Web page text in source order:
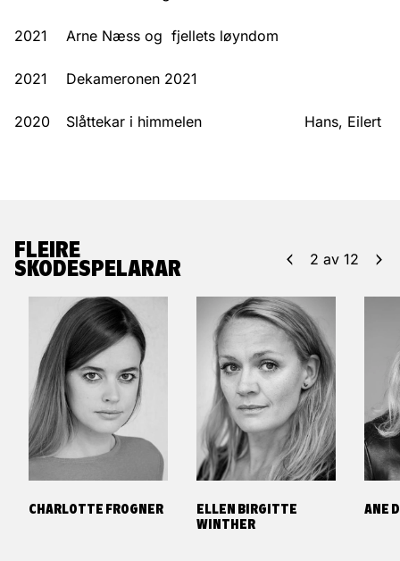
2021 Arne Næss og fjellets løyndom
2021 Dekameronen 2021
2020 Slåttekar i himmelen Hans, Eilert
FLEIRE
SKODESPELARAR 2 av 12
CHARLOTTE FROGNER
ELLEN BIRGITTE
WINTHER
ANE